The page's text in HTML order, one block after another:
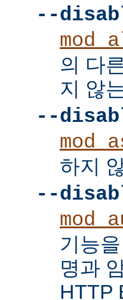
--
의 다
지 않
--
하지
--
기능
명과
HTTP